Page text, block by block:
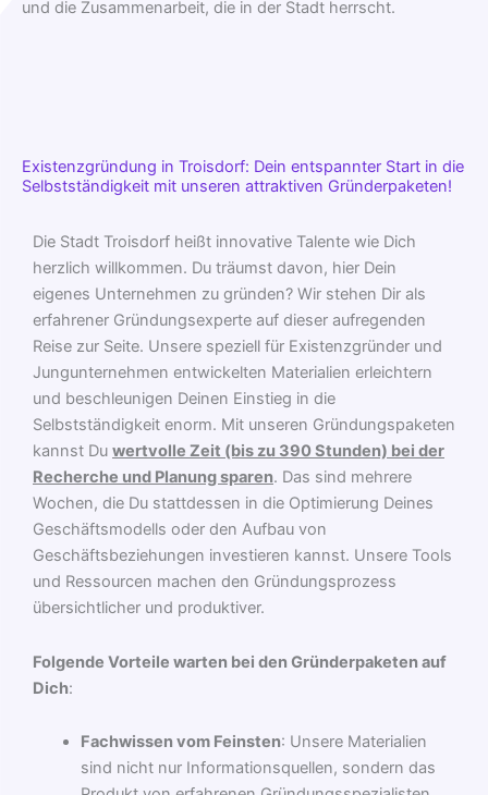
und die Zusammenarbeit, die in der Stadt herrscht.
Existenzgründung in Troisdorf: Dein entspannter Start in die
Selbstständigkeit mit unseren attraktiven Gründerpaketen!
Die Stadt Troisdorf heißt innovative Talente wie Dich
herzlich willkommen. Du träumst davon, hier Dein
eigenes Unternehmen zu gründen? Wir stehen Dir als
erfahrener Gründungsexperte auf dieser aufregenden
Reise zur Seite. Unsere speziell für Existenzgründer und
Jungunternehmen entwickelten Materialien erleichtern
und beschleunigen Deinen Einstieg in die
Selbstständigkeit enorm. Mit unseren Gründungspaketen
kannst Du wertvolle Zeit (bis zu 390 Stunden) bei der
Recherche und Planung sparen. Das sind mehrere
Wochen, die Du stattdessen in die Optimierung Deines
Geschäftsmodells oder den Aufbau von
Geschäftsbeziehungen investieren kannst. Unsere Tools
und Ressourcen machen den Gründungsprozess
übersichtlicher und produktiver.
Folgende Vorteile warten bei den Gründerpaketen auf
Dich:
Fachwissen vom Feinsten: Unsere Materialien
sind nicht nur Informationsquellen, sondern das